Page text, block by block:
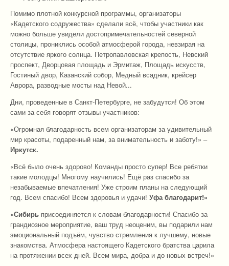
Помимо плотной конкурсной программы, организаторы
«Кадетского содружества» сделали всё, чтобы участники как
можно больше увидели достопримечательностей северной
столицы, прониклись особой атмосферой города, невзирая на
отсутствие яркого солнца. Петропавловская крепость, Невский
проспект, Дворцовая площадь и Эрмитаж, Площадь искусств,
Гостиный двор, Казанский собор, Медный всадник, крейсер
Аврора, разводные мосты над Невой...
Дни, проведенные в Санкт-Петербурге, не забудутся! Об этом
сами за себя говорят отзывы участников:
«Огромная благодарность всем организаторам за удивительный
мир красоты, подаренный нам, за внимательность и заботу!» –
Иркутск.
«Всё было очень здорово! Команды просто супер! Все ребятки
такие молодцы! Многому научились! Ещё раз спасибо за
незабываемые впечатления! Уже строим планы на следующий
год. Всем спасибо! Всем здоровья и удачи! Уфа благодарит!»
«Сибирь присоединяется к словам благодарности! Спасибо за
грандиозное мероприятие, ваш труд неоценим, вы подарили нам
эмоциональный подъём, чувство стремления к лучшему, новые
знакомства. Атмосфера настоящего Кадетского братства царила
на протяжении всех дней. Всем мира, добра и до новых встреч!»